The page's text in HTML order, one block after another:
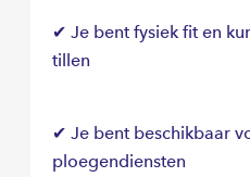
✔ Je bent fysiek fit en
tillen
✔ Je bent beschikbaar
ploegendiensten